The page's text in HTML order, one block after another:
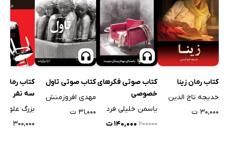
کتاب رمان زینا
خدیجه تاج الدین
۳۰,۰۰۰ ت
کتاب صوتی فکرهای
خصوصی
یاسمن خلیلی فرد
۲۰۰۰۰۰ ۱۴۰,۰۰۰ ت
کتاب صوتی تاول
مهدی افروزمنش
۳۱,۰۰۰ ت
کتاب رمان
سه نفر
بزرگ علوی
۳۰۰,۰۰۰ ت